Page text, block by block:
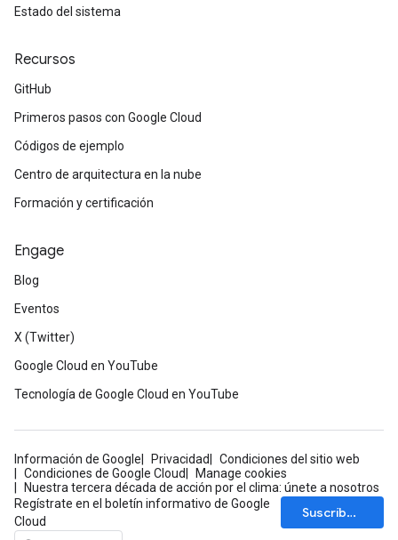
Estado del sistema
Recursos
GitHub
Primeros pasos con Google Cloud
Códigos de ejemplo
Centro de arquitectura en la nube
Formación y certificación
Engage
Blog
Eventos
X (Twitter)
Google Cloud en YouTube
Tecnología de Google Cloud en YouTube
Información de Google Privacidad
Condiciones del sitio web
Condiciones de Google Cloud
Manage cookies
Nuestra tercera década de acción por el clima: únete a nosotros
Regístrate en el boletín informativo de Google
Cloud
Suscríbete